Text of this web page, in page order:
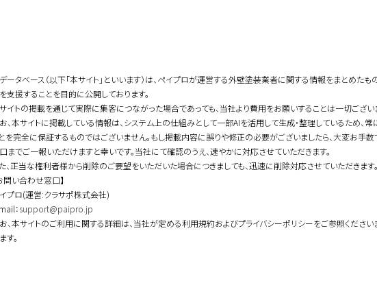
ータベース（以下「本サイト」といいます）は、ペイプロが運営する外壁塗装業者に関する情報をまとめた
支援することを目的に公開しております。
イトの掲載を通じて実際に集客につながった場合であっても、当社より費用をお願いすることは一切ござい
、本サイトに掲載している情報は、システム上の仕組みとして一部AIを活用して生成・整理しているため、
を完全に保証するものではございません。もし掲載内容に誤りや修正の必要がございましたら、大変お手数
までご一報いただけますと幸いです。当社にて確認のうえ、速やかに対応させていただきます。
、正当な権利者様から削除のご要望をいただいた場合につきましても、迅速に削除対応させていただきます
問い合わせ窓口】
プロ(運営:クラサポ株式会社)
：support@paipro.jp
、本サイトのご利用に関する詳細は、当社が定める利用規約およびプライバシーポリシーをご参照ください
す。